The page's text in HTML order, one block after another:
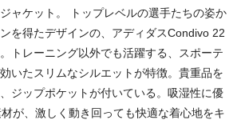
ャケット。 トップレベルの選手たちの姿か
を得たデザインの、アディダスCondivo 22
トレーニング以外でも活躍する、スポーテ
いたスリムなシルエットが特徴。貴重品を
ジップポケットが付いている。吸湿性に優
が、激しく動き回っても快適な着心地をキ